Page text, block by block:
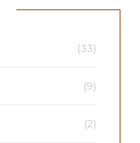
(33)
(9)
(2)